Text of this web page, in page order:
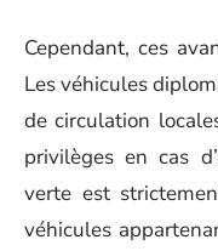
Cependant, ces
Les véhicules
de circulation
privilèges en cas
verte est
véhicules